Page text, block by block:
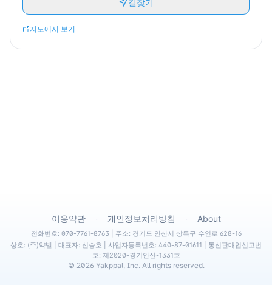
길찾기
지도에서 보기
이용약관 개인정보처리방침 About
전화번호: 070-7761-8763 | 주소: 경기도 안산시 상록구 수인로 628-16
상호: (주)약발 | 대표자: 신승호 | 사업자등록번호: 440-87-01611 | 통신판매업신고번
호: 제2020-경기안산-1331호
© 2026 Yakppal, Inc. All rights reserved.